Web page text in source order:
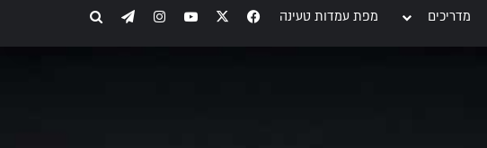
מדריכים מפת עמדות טעינה Facebook
YouTube
Instagram
Telegram
חיפוש